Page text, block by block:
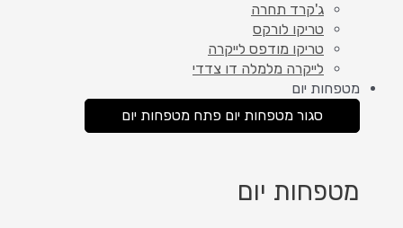
ג'קרד תחרה
טריקו לורקס
טריקו מודפס לייקרה
לייקרה מלמלה דו צדדי
מטפחות יום
סגור מטפחות יום פתח מטפחות יום
מטפחות יום